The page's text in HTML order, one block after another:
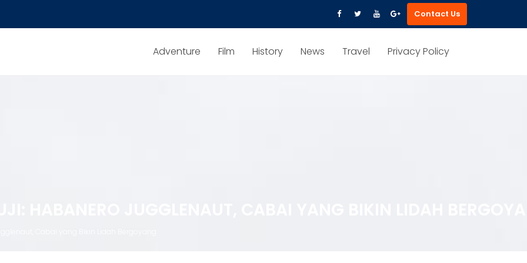
Contact Us
Adventure Film History News Travel Privacy Policy